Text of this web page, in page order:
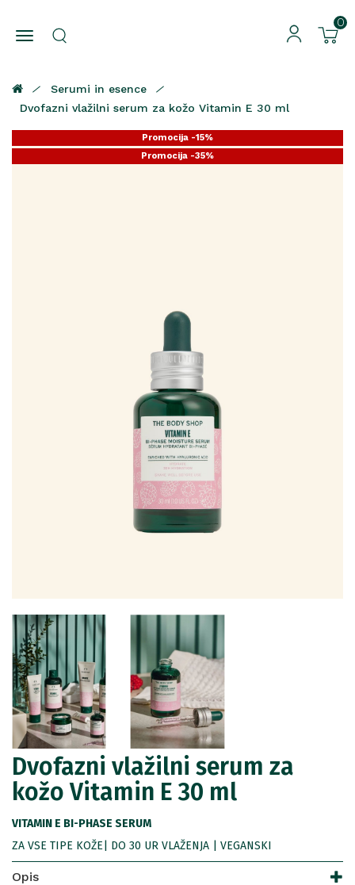
0
Serumi in esence
Dvofazni vlažilni serum za kožo Vitamin E 30 ml
Promocija -15%
Promocija -25%
Promocija -35%
Dvofazni vlažilni serum za
kožo Vitamin E 30 ml
VITAMIN E BI-PHASE SERUM
ZA VSE TIPE KOŽE| DO 30 UR VLAŽENJA | VEGANSKI
Opis